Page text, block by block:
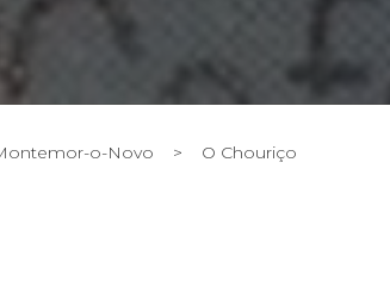
o-Novo > O Chouriço